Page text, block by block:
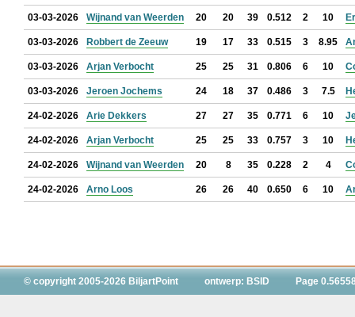
03-03-2026 Wijnand van Weerden 20 20 39 0.512 2 10
03-03-2026 Robbert de Zeeuw 19 17 33 0.515 3 8.95
03-03-2026 Arjan Verbocht 25 25 31 0.806 6 10
03-03-2026 Jeroen Jochems 24 18 37 0.486 3 7.5
24-02-2026 Arie Dekkers 27 27 35 0.771 6 10
24-02-2026 Arjan Verbocht 25 25 33 0.757 3 10
24-02-2026 Wijnand van Weerden 20 8 35 0.228 2 4
24-02-2026 Arno Loos 26 26 40 0.650 6 10
© copyright 2005-2026 BiljartPoint ontwerp: BSID Page